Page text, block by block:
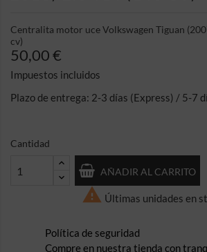
Centralita motor uce Volkswagen Tiguan
cv)
50,00 €
Impuestos incluidos
Plazo de entrega: 2-3 días (Express) / 5-7
Cantidad
AÑADIR AL CARRITO
 Últimas unidades en
Política de seguridad
Compre en nuestra tienda con